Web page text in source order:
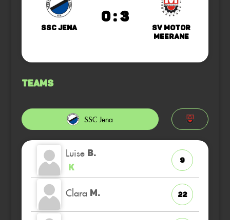
SSC Jena
0 : 3
SV Motor
Meerane
Teams
SSC Jena
Luise B.
K
9
Clara M. 22